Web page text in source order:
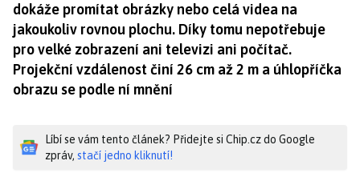
dokáže promítat obrázky nebo celá videa na
jakoukoliv rovnou plochu. Díky tomu nepotřebuje
pro velké zobrazení ani televizi ani počítač.
Projekční vzdálenost činí 26 cm až 2 m a úhlopříčka
obrazu se podle ní mnění
Líbí se vám tento článek? Přidejte si Chip.cz do Google
zpráv, stačí jedno kliknutí!